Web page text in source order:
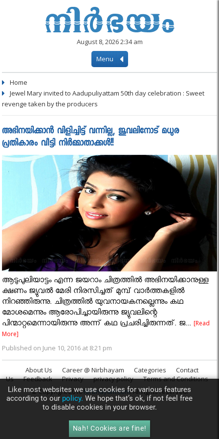
August 8, 2026 2:34 am
Menu
Home
Jewel Mary invited to Aadupuliyattam 50th day celebration : Sweet
revenge taken by the producers
അഭിനയിക്കാന്‍ വിളിച്ചിട്ട് വന്നില്ല, ജുവലിനോട് മധുര
പ്രതികാരം വീട്ടി നിര്‍മ്മാതാക്കള്‍!!
ആടുപുലിയാട്ടം എന്ന ജയറാം ചിത്രത്തില്‍ അഭിനയിക്കാനുള്ള
ക്ഷണം ജ്യുവല്‍ മേരി നിരസിച്ചത് മുമ്പ് വാര്‍ത്തകളില്‍
നിറഞ്ഞിരുന്നു. ചിത്രത്തില്‍ യുവനായകനല്ലെന്നും കഥ
മോശമെന്നും ആരോപിച്ചായിരുന്നു ജ്യുവലിന്റെ
പിന്മാറ്റമെന്നായിരുന്നു അന്ന് കഥ പ്രചരിച്ചിരുന്നത്. ജ...[Read
More]
Published on June 10, 2016 at 8:21 pm
About Us Career @ Nirbhayam Categories
Contact
Us
Feedback Privacy privacy policy
Terms and Conditions
© Copyright 2016Nirbhayam.com. All rights reserved.
Like most websites we use cookies for various features
according to our policy. We hope that’s ok, if not feel free
to disable cookies in your browser.
Nah! Cookies are fine!